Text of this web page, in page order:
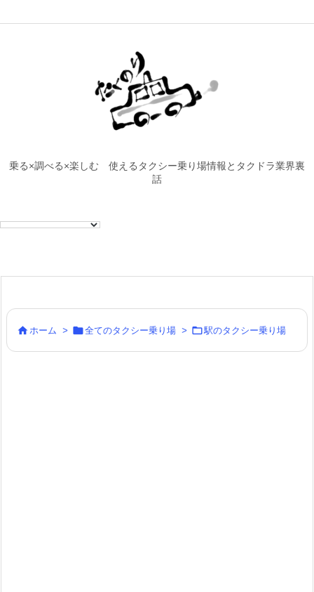
乗る×調べる×楽しむ 使えるタクシー乗り場情報とタクドラ業界裏
話
 ホーム > 全てのタクシー乗り場 > 駅のタクシー乗り場